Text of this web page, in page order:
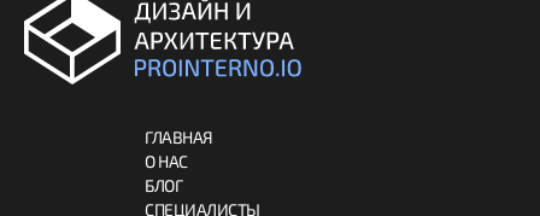
ГЛАВНАЯ
О НАС
БЛОГ
СПЕЦИАЛИСТЫ